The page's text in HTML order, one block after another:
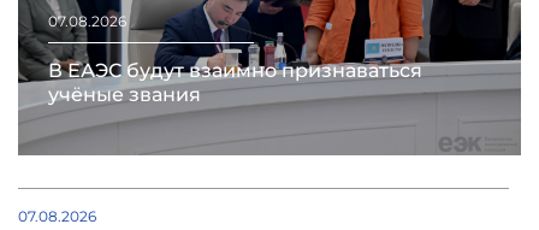
07.08.2026
В ЕАЭС будут взаимно признаваться
учёные звания
07.08.2026